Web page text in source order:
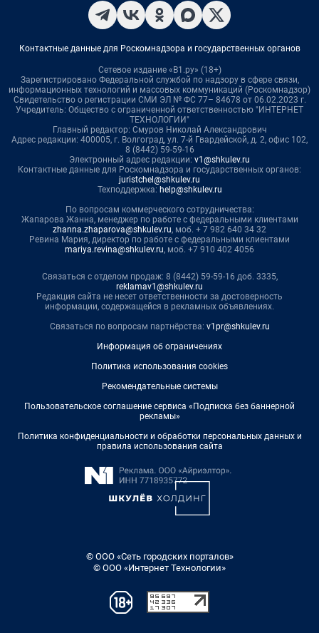
Контактные данные для Роскомнадзора и государственных органов
Сетевое издание «В1.ру» (18+)
Зарегистрировано Федеральной службой по надзору в сфере связи,
информационных технологий и массовых коммуникаций (Роскомнадзор)
Свидетельство о регистрации СМИ ЭЛ № ФС 77– 84678 от 06.02.2023 г.
Учредитель: Общество с ограниченной ответственностью "ИНТЕРНЕТ
ТЕХНОЛОГИИ"
Главный редактор: Смуров Николай Александрович
Адрес редакции: 400005, г. Волгоград, ул. 7-й Гвардейской, д. 2, офис 102,
8 (8442) 59-59-16
Электронный адрес редакции: v1@shkulev.ru
Контактные данные для Роскомнадзора и государственных органов:
juristchel@shkulev.ru
Техподдержка: help@shkulev.ru
По вопросам коммерческого сотрудничества:
Жапарова Жанна, менеджер по работе с федеральными клиентами
zhanna.zhaparova@shkulev.ru, моб. + 7 982 640 34 32
Ревина Мария, директор по работе с федеральными клиентами
mariya.revina@shkulev.ru, моб. +7 910 402 4056
Связаться с отделом продаж: 8 (8442) 59-59-16 доб. 3335,
reklamav1@shkulev.ru
Редакция сайта не несет ответственности за достоверность
информации, содержащейся в рекламных объявлениях.
Связаться по вопросам партнёрства: v1pr@shkulev.ru
Информация об ограничениях
Политика использования cookies
Рекомендательные системы
Пользовательское соглашение сервиса «Подписка без баннерной
рекламы»
Политика конфиденциальности и обработки персональных данных и
правила использования сайта
© ООО «Сеть городских порталов»
© ООО «Интернет Технологии»